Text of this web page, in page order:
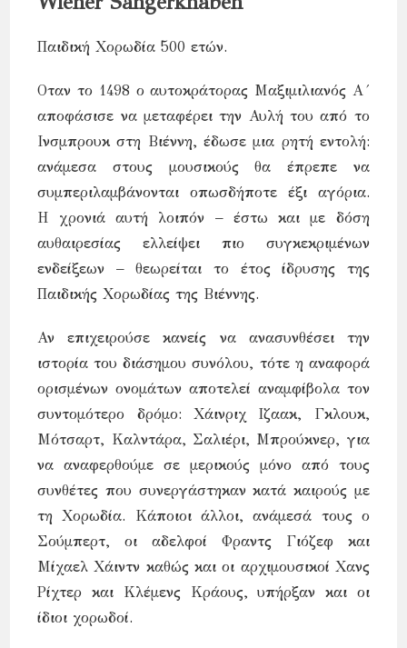
Παιδική Χορωδία 500 ετών.
Οταν το 1498 ο αυτοκράτορας Μαξιμιλιανός Α´
αποφάσισε να μεταφέρει την Αυλή του από το
Ινσμπρουκ στη Βιέννη, έδωσε μια ρητή εντολή:
ανάμεσα στους μουσικούς θα έπρεπε να
συμπεριλαμβάνονται οπωσδήποτε έξι αγόρια.
Η χρονιά αυτή λοιπόν – έστω και με δόση
αυθαιρεσίας ελλείψει πιο συγκεκριμένων
ενδείξεων – θεωρείται το έτος ίδρυσης της
Παιδικής Χορωδίας της Βιέννης.
Αν επιχειρούσε κανείς να ανασυνθέσει την
ιστορία του διάσημου συνόλου, τότε η αναφορά
ορισμένων ονομάτων αποτελεί αναμφίβολα τον
συντομότερο δρόμο: Χάινριχ Ιζαακ, Γκλουκ,
Μότσαρτ, Καλντάρα, Σαλιέρι, Μπρούκνερ, για
να αναφερθούμε σε μερικούς μόνο από τους
συνθέτες που συνεργάστηκαν κατά καιρούς με
τη Χορωδία. Κάποιοι άλλοι, ανάμεσά τους ο
Σούμπερτ, οι αδελφοί Φραντς Γιόζεφ και
Μίχαελ Χάιντν καθώς και οι αρχιμουσικοί Χανς
Ρίχτερ και Κλέμενς Κράους, υπήρξαν και οι
ίδιοι χορωδοί.